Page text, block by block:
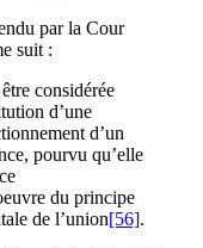
par la Cour
suit :
considérée
d’une
d’un
pourvu qu’elle
du principe
de l’union[56].